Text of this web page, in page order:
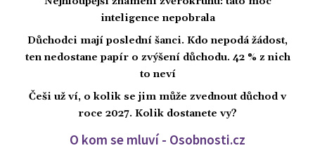
inteligence nepobrala
Důchodci mají poslední šanci. Kdo nepodá žádost,
ten nedostane papír o zvýšení důchodu. 42 % z nich
to neví
Češi už ví, o kolik se jim může zvednout důchod v
roce 2027. Kolik dostanete vy?
O kom se mluví - Osobnosti.cz